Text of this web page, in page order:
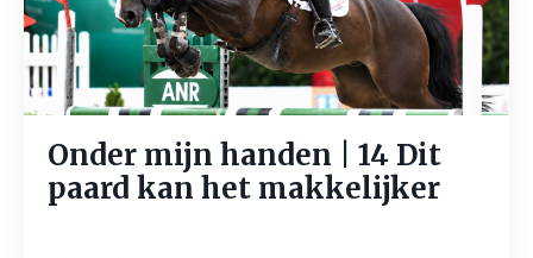
Onder mijn handen | 14 Dit
paard kan het makkelijker